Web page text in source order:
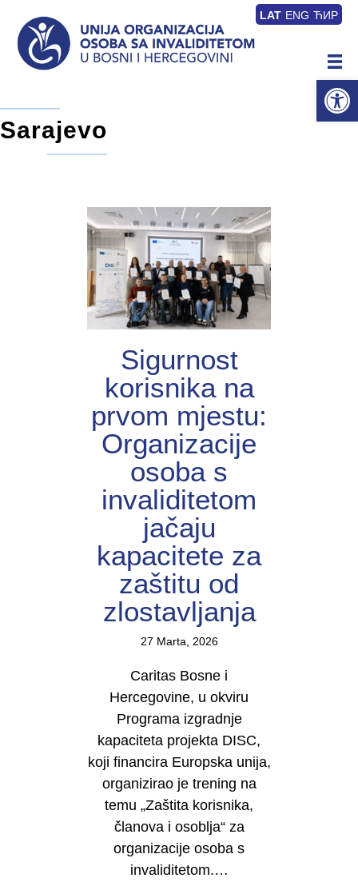
LAT ENG ЋИР
Sarajevo
Sigurnost
korisnika na
prvom mjestu:
Organizacije
osoba s
invaliditetom
jačaju
kapacitete za
zaštitu od
zlostavljanja
27 Marta, 2026
Caritas Bosne i
Hercegovine, u okviru
Programa izgradnje
kapaciteta projekta DISC,
koji financira Europska unija,
organizirao je trening na
temu „Zaštita korisnika,
članova i osoblja“ za
organizacije osoba s
invaliditetom.…